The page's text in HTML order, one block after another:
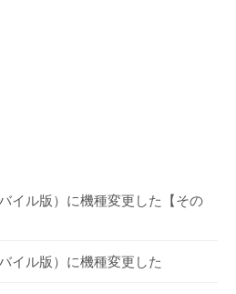
イル版）に機種変更した【その
イル版）に機種変更した